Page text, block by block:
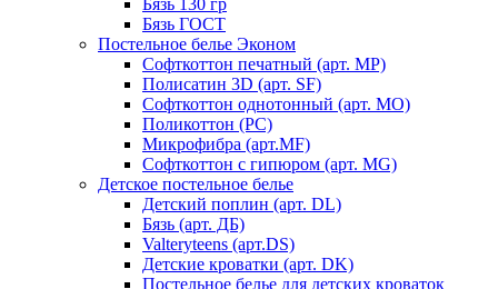
Бязь 130 гр
Бязь ГОСТ
Постельное белье Эконом
Софткоттон печатный (арт. MР)
Полисатин 3D (арт. SF)
Софткоттон однотонный (арт. MO)
Поликоттон (PC)
Микрофибра (арт.MF)
Софткоттон с гипюром (арт. MG)
Детское постельное белье
Детский поплин (арт. DL)
Бязь (арт. ДБ)
Valteryteens (арт.DS)
Детские кроватки (арт. DK)
Постельное белье для детских кроваток